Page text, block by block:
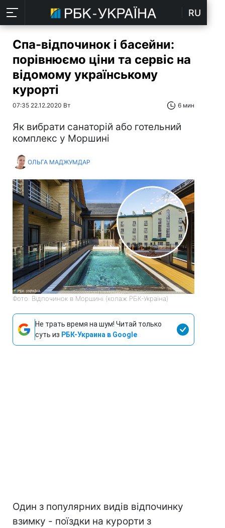
RU
Спа-відпочинок і басейни:
порівнюємо ціни та сервіс на
відомому українському
курорті
07:35 22.12.2020 Вт 6 мин
Як вибрати санаторій або готельний
комплекс у Моршині
ОЛЬГА МАДЖУМДАР
Фото: Відпочинок в Моршині (колаж РБК-Україна)
Не трать время на шум! Читай только
суть из РБК-Украина в Google
Один з популярних видів відпочинку
взимку - поїздки на курорти з